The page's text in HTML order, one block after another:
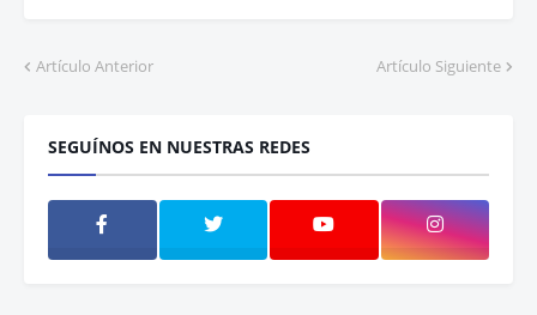
Artículo Anterior Artículo Siguiente
SEGUÍNOS EN NUESTRAS REDES